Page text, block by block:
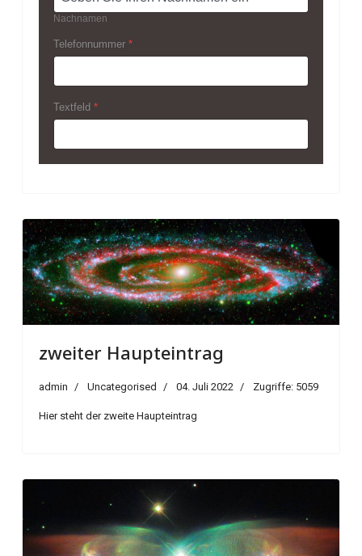
Nachnamen
Telefonnummer *
Textfeld *
zweiter Haupteintrag
admin Uncategorised 04. Juli 2022 Zugriffe: 5059
Hier steht der zweite Haupteintrag